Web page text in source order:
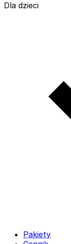
Dla dzieci
Pakiety